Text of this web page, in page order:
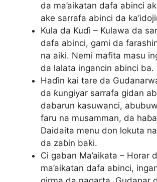
da ma’aikatan dafa abinci
ake sarrafa abinci da
Kula da Kuɗi – Kulawa da
dafa abinci, gami da
na aiki. Nemi mafita masu
da lalata ingancin abinci ba.
Haɗin kai tare da
da ƙungiyar sarrafa gidan
dabarun kasuwanci,
faru na musamman, da
Daidaita menu don lokuta
da zaɓin baƙi.
Ci gaban Ma’aikata – Horar
ma’aikatan dafa abinci,